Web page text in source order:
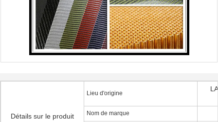
Détails sur le produit
Lieu d'origine
Nom de marque